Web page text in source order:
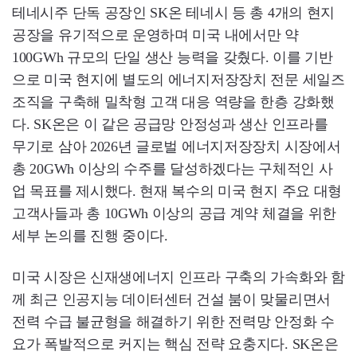
테네시주 단독 공장인 SK온 테네시 등 총 4개의 현지
공장을 유기적으로 운영하며 미국 내에서만 약
100GWh 규모의 단일 생산 능력을 갖췄다. 이를 기반
으로 미국 현지에 별도의 에너지저장장치 전문 세일즈
조직을 구축해 밀착형 고객 대응 역량을 한층 강화했
다. SK온은 이 같은 공급망 안정성과 생산 인프라를
무기로 삼아 2026년 글로벌 에너지저장장치 시장에서
총 20GWh 이상의 수주를 달성하겠다는 구체적인 사
업 목표를 제시했다. 현재 복수의 미국 현지 주요 대형
고객사들과 총 10GWh 이상의 공급 계약 체결을 위한
세부 논의를 진행 중이다.
미국 시장은 신재생에너지 인프라 구축의 가속화와 함
께 최근 인공지능 데이터센터 건설 붐이 맞물리면서
전력 수급 불균형을 해결하기 위한 전력망 안정화 수
요가 폭발적으로 커지는 핵심 전략 요충지다. SK온은